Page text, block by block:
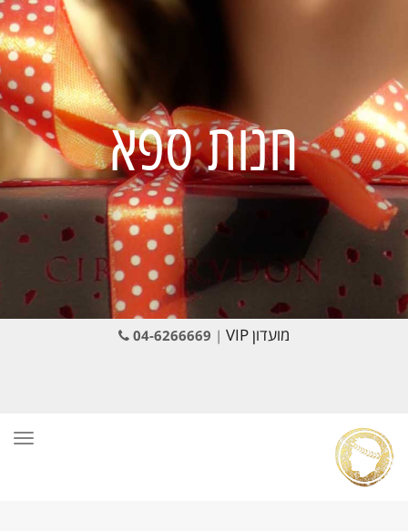
חנות ספא
מועדון VIP |
04-6266669